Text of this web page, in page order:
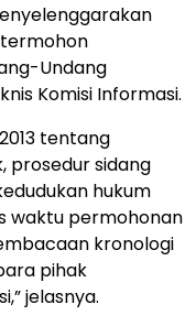
Undang
Komisi Informasi.
tentang
prosedur sidang
hukum
waktu permohonan
kronologi
pihak
jelasnya.